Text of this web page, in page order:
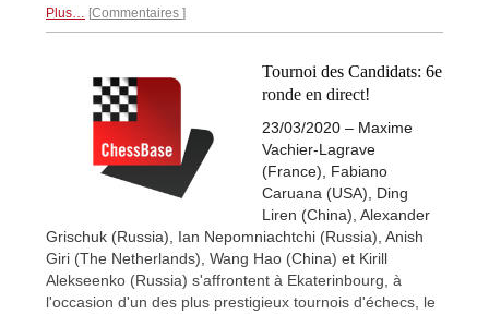
Plus… Commentaires
Tournoi des Candidats: 6e
ronde en direct!
23/03/2020 – Maxime
Vachier-Lagrave
(France), Fabiano
Caruana (USA), Ding
Liren (China), Alexander
Grischuk (Russia), Ian Nepomniachtchi (Russia), Anish
Giri (The Netherlands), Wang Hao (China) et Kirill
Alekseenko (Russia) s'affrontent à Ekaterinbourg, à
l'occasion d'un des plus prestigieux tournois d'échecs, le